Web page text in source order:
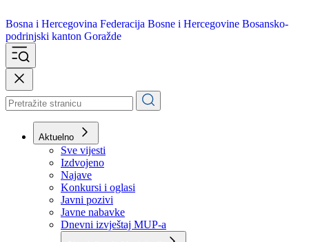
Bosna i Hercegovina
podrinjski kanton Goražde
Aktuelno
Sve vijesti
Izdvojeno
Najave
Konkursi i oglasi
Javni pozivi